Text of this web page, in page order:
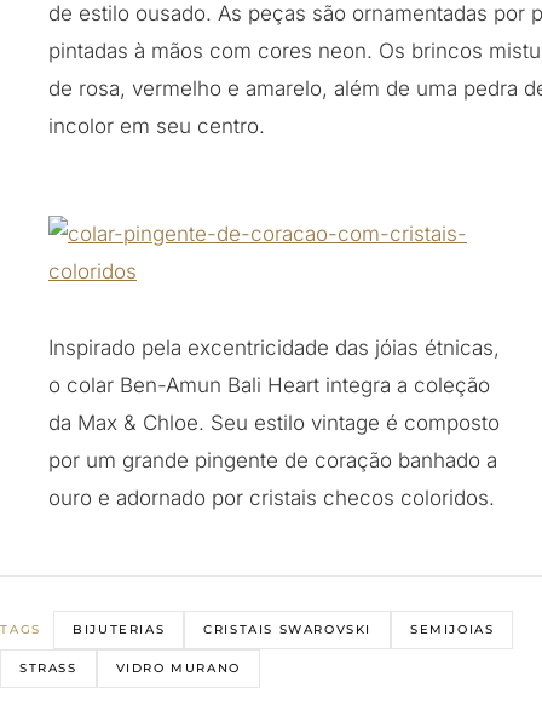
de estilo ousado. As peças são ornamentadas por
pintadas à mãos com cores neon. Os brincos
de rosa, vermelho e amarelo, além de uma pedra
incolor em seu centro.
Inspirado pela excentricidade das jóias étnicas,
o colar Ben-Amun Bali Heart integra a coleção
da Max & Chloe. Seu estilo vintage é composto
por um grande pingente de coração banhado a
ouro e adornado por cristais checos coloridos.
TAGS BIJUTERIAS CRISTAIS SWAROVSKI SEMIJOIAS
STRASS VIDRO MURANO